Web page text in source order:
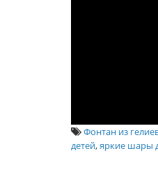
Фонтан из
детей,яркие шары